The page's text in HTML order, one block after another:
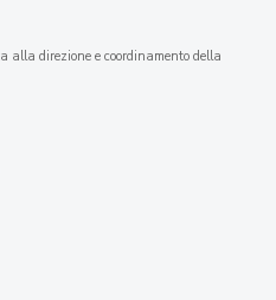
alla direzione e coordinamento della